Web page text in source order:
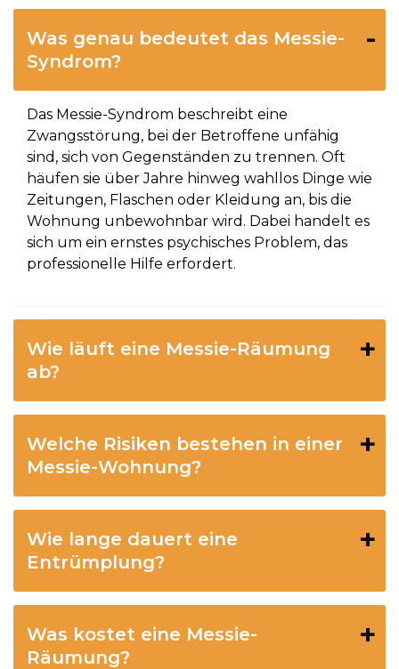
Was genau bedeutet das Messie-
Syndrom?
Das Messie-Syndrom beschreibt eine
Zwangsstörung, bei der Betroffene unfähig
sind, sich von Gegenständen zu trennen. Oft
häufen sie über Jahre hinweg wahllos Dinge wie
Zeitungen, Flaschen oder Kleidung an, bis die
Wohnung unbewohnbar wird. Dabei handelt es
sich um ein ernstes psychisches Problem, das
professionelle Hilfe erfordert.
Wie läuft eine Messie-Räumung
ab?
Welche Risiken bestehen in einer
Messie-Wohnung?
Wie lange dauert eine
Entrümplung?
Was kostet eine Messie-
Räumung?